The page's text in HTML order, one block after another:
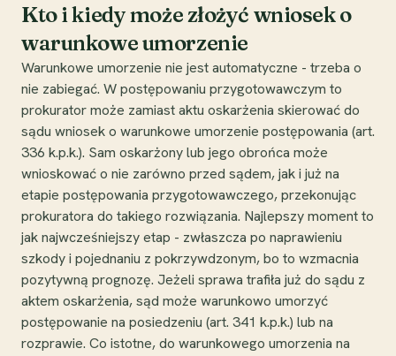
Kto i kiedy może złożyć wniosek o
warunkowe umorzenie
Warunkowe umorzenie nie jest automatyczne - trzeba o
nie zabiegać. W postępowaniu przygotowawczym to
prokurator może zamiast aktu oskarżenia skierować do
sądu wniosek o warunkowe umorzenie postępowania (art.
336 k.p.k.). Sam oskarżony lub jego obrońca może
wnioskować o nie zarówno przed sądem, jak i już na
etapie postępowania przygotowawczego, przekonując
prokuratora do takiego rozwiązania. Najlepszy moment to
jak najwcześniejszy etap - zwłaszcza po naprawieniu
szkody i pojednaniu z pokrzywdzonym, bo to wzmacnia
pozytywną prognozę. Jeżeli sprawa trafiła już do sądu z
aktem oskarżenia, sąd może warunkowo umorzyć
postępowanie na posiedzeniu (art. 341 k.p.k.) lub na
rozprawie. Co istotne, do warunkowego umorzenia na